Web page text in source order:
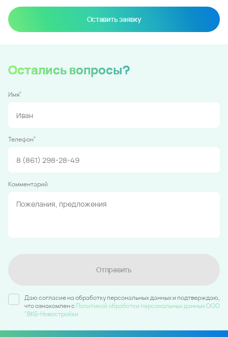
Оставить заявку
Остались вопросы?
Имя*
Телефон*
Комментарий
Отправить
Даю согласие на обработку персональных данных и подтверждаю,
что ознакомлен c Политикой обработки персональных данных ООО
"ВКБ-Новостройки